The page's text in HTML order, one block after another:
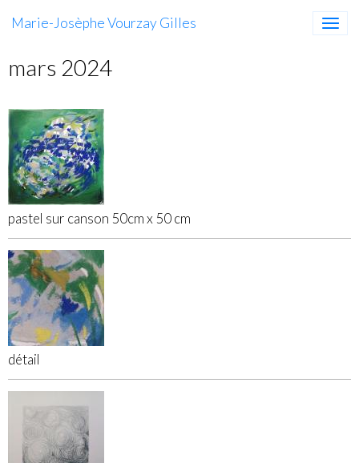
Marie-Josèphe Vourzay Gilles
mars 2024
pastel sur canson 50cm x 50 cm
détail